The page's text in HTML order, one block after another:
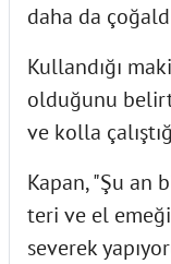
daha da
Kullandığı
olduğunu
ve kolla
Kapan, "Şu an
teri ve el
severek